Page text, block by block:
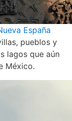
España
pueblos y
lagos que aún
México.